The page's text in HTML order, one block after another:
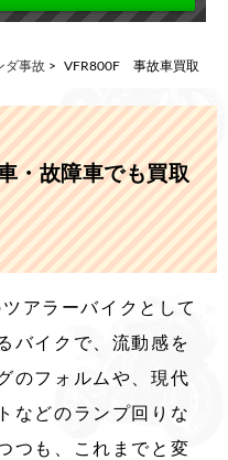
ダ事故 > VFR800F 事故車買取
・故障車でも買取
アラーバイクとして
バイクで、流動感を
のフォルムや、現代
などのランプ回りな
つも、これまでと変